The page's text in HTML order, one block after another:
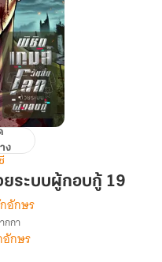
ง
ระบบผู้กอบกู้ 19
อักษร
กกา
กษร